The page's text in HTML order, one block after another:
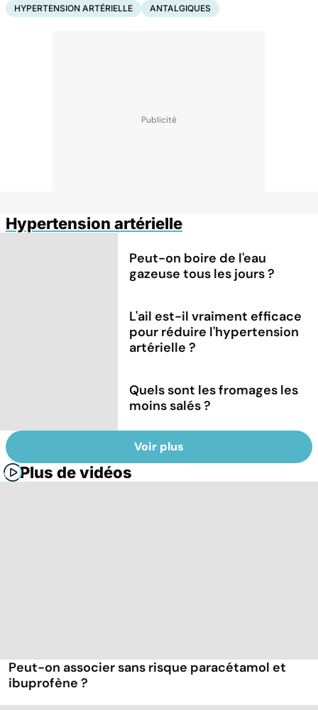
HYPERTENSION ARTÉRIELLE ANTALGIQUES
Hypertension artérielle
Peut-on boire de l'eau
gazeuse tous les jours ?
L'ail est-il vraiment efficace
pour réduire l'hypertension
artérielle ?
Quels sont les fromages les
moins salés ?
Voir plus
Plus de vidéos
Peut-on associer sans risque paracétamol et
ibuprofène ?